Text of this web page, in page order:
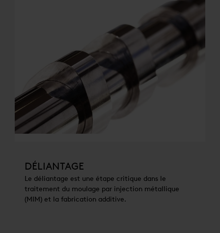
DÉLIANTAGE
Le déliantage est une étape critique dans le
traitement du moulage par injection métallique
(MIM) et la fabrication additive.